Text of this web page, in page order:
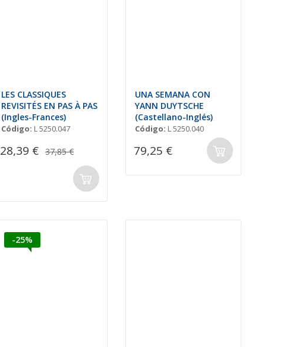
LES CLASSIQUES
REVISITÉS EN PAS À PAS
(Ingles-Frances)
Código: L 5250.047
28,39 € 37,85 €
UNA SEMANA CON
YANN DUYTSCHE
(Castellano-Inglés)
Código: L 5250.040
79,25 €
-25%